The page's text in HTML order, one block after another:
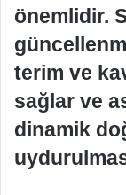
önemlidir.
terim ve
sağlar ve
dinamik